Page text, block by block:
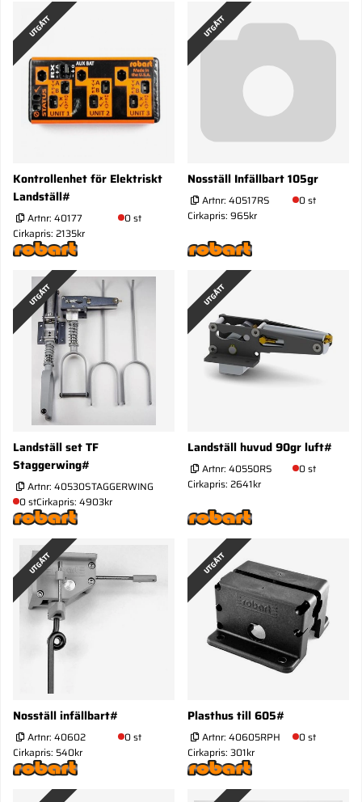
UTGÅTT
Kontrollenhet för Elektriskt
Landställ#
Artnr: 40177
0 st
Cirkapris: 2135kr
UTGÅTT
Nosställ Infällbart 105gr
Artnr: 40517RS
0 st
Cirkapris: 965kr
UTGÅTT
Landställ set TF
Staggerwing#
Artnr: 40530STAGGERWING
0 stCirkapris: 4903kr
UTGÅTT
Landställ huvud 90gr luft#
Artnr: 40550RS
0 st
Cirkapris: 2641kr
UTGÅTT
Nosställ infällbart#
Artnr: 40602
0 st
Cirkapris: 540kr
UTGÅTT
Plasthus till 605#
Artnr: 40605RPH
0 st
Cirkapris: 301kr